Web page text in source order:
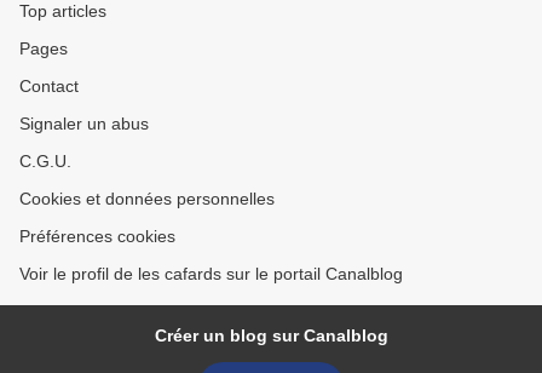
Top articles
Pages
Contact
Signaler un abus
C.G.U.
Cookies et données personnelles
Préférences cookies
Voir le profil de les cafards sur le portail Canalblog
Créer un blog sur Canalblog